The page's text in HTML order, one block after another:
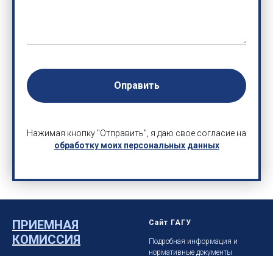
Оправить
Нажимая кнопку "Отправить", я даю свое согласие на
обработку моих персональных данных
ПРИЕМНАЯ
КОМИССИЯ
Сайт ГАГУ
Подробная информация и
нормативные документы